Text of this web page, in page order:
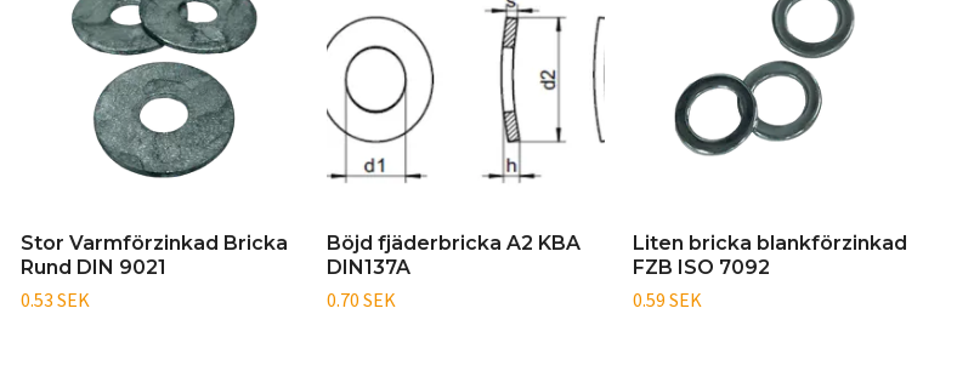
Stor Varmförzinkad Bricka
Rund DIN 9021
0.53 SEK
Böjd fjäderbricka A2 KBA
DIN137A
0.70 SEK
Liten bricka blankförzinkad
FZB ISO 7092
0.59 SEK